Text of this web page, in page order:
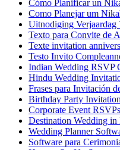
Cómo Planificar un
Como Planejar um
Uitnodiging Verjaardag
Texto para Convite de
Texte invitation
Testo Invito
Indian Wedding RSVP
Hindu Wedding
Frases para Invitación
Birthday Party
Corporate Event
Destination Wedding
Wedding Planner
Software para